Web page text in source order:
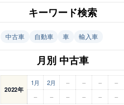
キーワード検索
中古車 自動車 車 輸入車
月別 中古車
2022年
1月 2月 – – –
–
–
– – – – –